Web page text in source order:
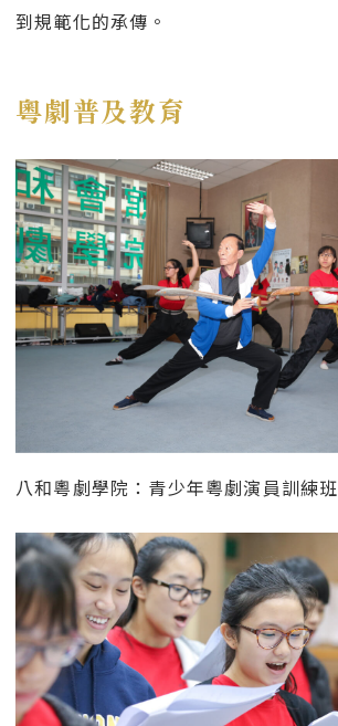
到規範化的承傳。
粵劇普及教育
八和粵劇學院：青少年粵劇演員訓練班